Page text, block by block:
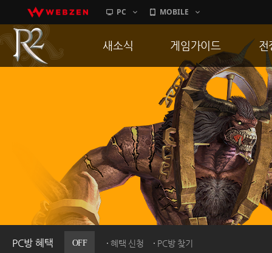
PC MOBILE
PC방 혜택 OFF 혜택 신청 PC방 찾기
새소식
이벤트
히스토리
PC방으로간다
게임가이드
게임 특징
서버가이드
신병훈련소
세부가이드
통합보급센터
전
통
공